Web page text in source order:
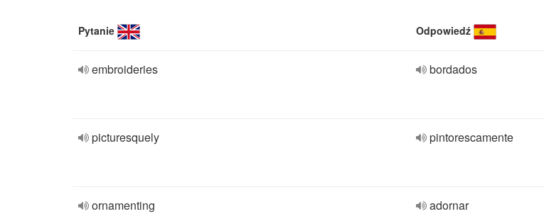
Pytanie Odpowiedź
embroideries bordados
picturesquely pintorescamente
ornamenting adornar